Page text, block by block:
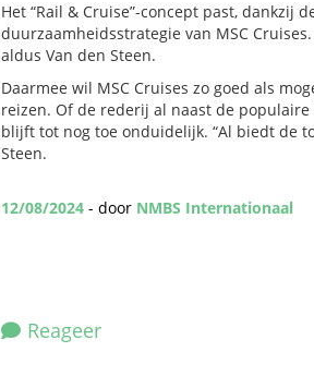
Het “Rail & Cruise”-concept past, dankzij
duurzaamheidsstrategie van MSC
aldus Van den Steen.
Daarmee wil MSC Cruises zo goed als
reizen. Of de rederij al naast de
blijft tot nog toe onduidelijk. “Al biedt de
Steen.
12/08/2024 - door NMBS Internationaal
Reageer